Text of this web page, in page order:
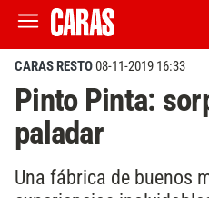
CARAS RESTO08-11-2019 16:33
Pinto Pinta:
paladar
Una fábrica de buenos